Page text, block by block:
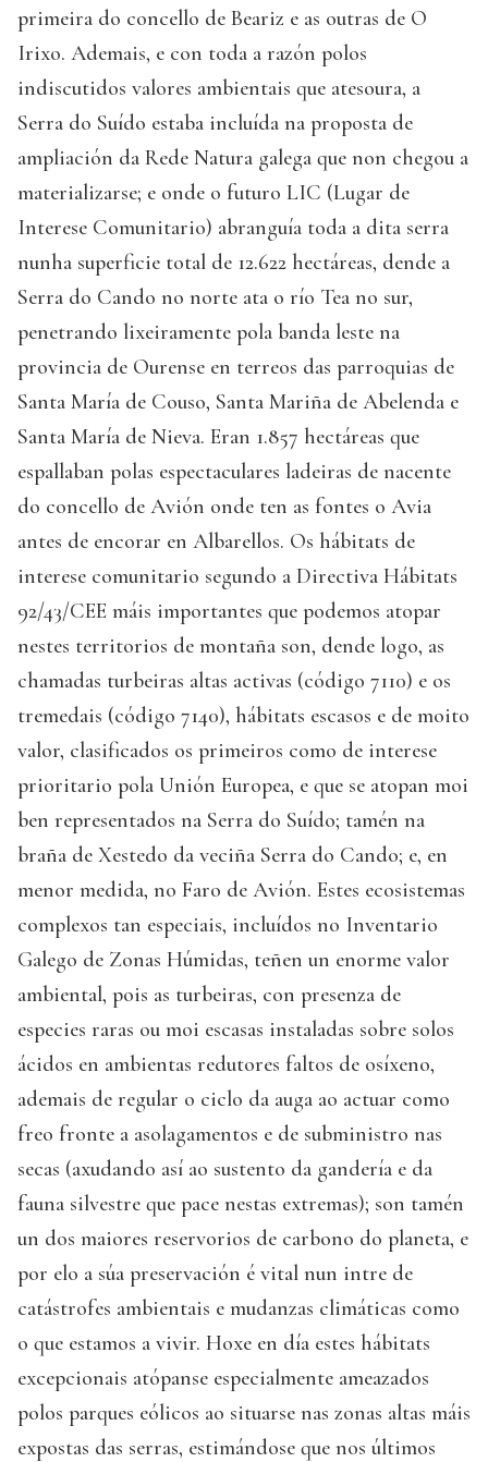
primeira do concello de Beariz e as outras de O
Irixo. Ademais, e con toda a razón polos
indiscutidos valores ambientais que atesoura, a
Serra do Suído estaba incluída na proposta de
ampliación da Rede Natura galega que non chegou a
materializarse; e onde o futuro LIC (Lugar de
Interese Comunitario) abranguía toda a dita serra
nunha superficie total de 12.622 hectáreas, dende a
Serra do Cando no norte ata o río Tea no sur,
penetrando lixeiramente pola banda leste na
provincia de Ourense en terreos das parroquias de
Santa María de Couso, Santa Mariña de Abelenda e
Santa María de Nieva. Eran 1.857 hectáreas que
espallaban polas espectaculares ladeiras de nacente
do concello de Avión onde ten as fontes o Avia
antes de encorar en Albarellos. Os hábitats de
interese comunitario segundo a Directiva Hábitats
92/43/CEE máis importantes que podemos atopar
nestes territorios de montaña son, dende logo, as
chamadas turbeiras altas activas (código 7110) e os
tremedais (código 7140), hábitats escasos e de moito
valor, clasificados os primeiros como de interese
prioritario pola Unión Europea, e que se atopan moi
ben representados na Serra do Suído; tamén na
braña de Xestedo da veciña Serra do Cando; e, en
menor medida, no Faro de Avión. Estes ecosistemas
complexos tan especiais, incluídos no Inventario
Galego de Zonas Húmidas, teñen un enorme valor
ambiental, pois as turbeiras, con presenza de
especies raras ou moi escasas instaladas sobre solos
ácidos en ambientas redutores faltos de osíxeno,
ademais de regular o ciclo da auga ao actuar como
freo fronte a asolagamentos e de subministro nas
secas (axudando así ao sustento da gandería e da
fauna silvestre que pace nestas extremas); son tamén
un dos maiores reservorios de carbono do planeta, e
por elo a súa preservación é vital nun intre de
catástrofes ambientais e mudanzas climáticas como
o que estamos a vivir. Hoxe en día estes hábitats
excepcionais atópanse especialmente ameazados
polos parques eólicos ao situarse nas zonas altas máis
expostas das serras, estimándose que nos últimos